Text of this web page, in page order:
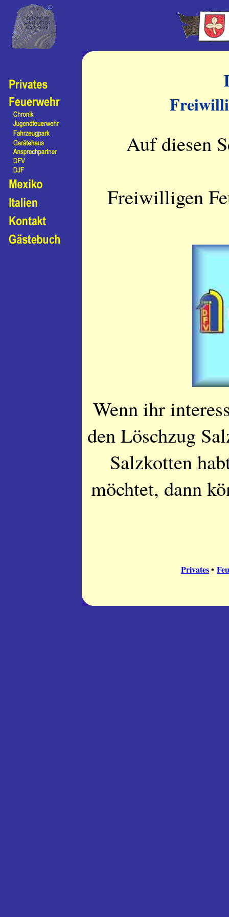
Auf diesen
Freiwilligen
Wenn ihr
den Löschzug
Salzkotten
möchtet, dann
Privates•